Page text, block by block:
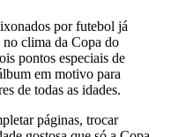
por futebol já
clima da Copa do
pontos especiais de
em motivo para
de todas as idades.
páginas, trocar